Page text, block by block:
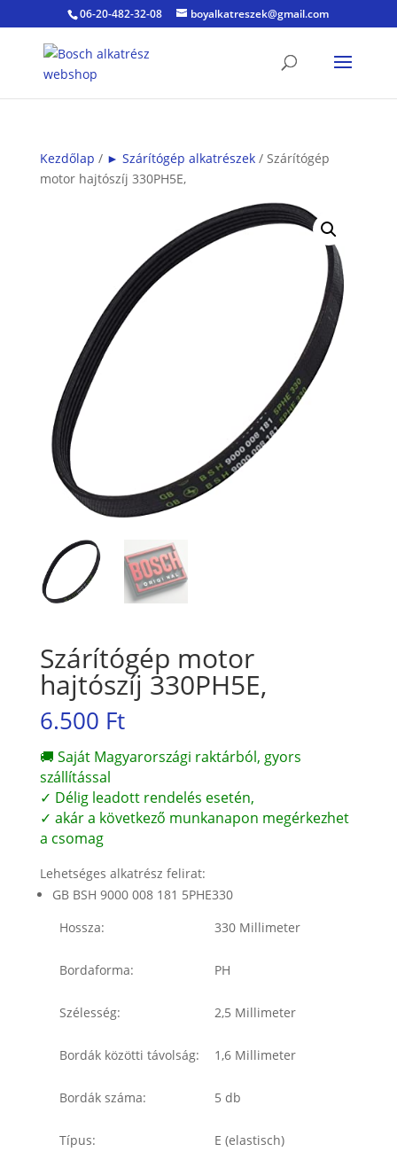
06-20-482-32-08 boyalkatreszek@gmail.com
Kezdőlap / ► Szárítógép alkatrészek/ Szárítógép
motor hajtószíj 330PH5E,
Szárítógép motor
hajtószíj 330PH5E,
6.500 Ft
🚚 Saját Magyarországi raktárból, gyors
szállítással
✓ Délig leadott rendelés esetén,
✓ akár a következő munkanapon megérkezhet
a csomag
Lehetséges alkatrész felirat:
GB BSH 9000 008 181 5PHE330
Hossza:
330 Millimeter
Bordaforma: PH
Szélesség: 2,5 Millimeter
Bordák közötti távolság: 1,6 Millimeter
Bordák száma: 5 db
Típus: E (elastisch)